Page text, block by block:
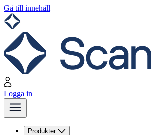
Gå till innehåll
Logga in
Produkter